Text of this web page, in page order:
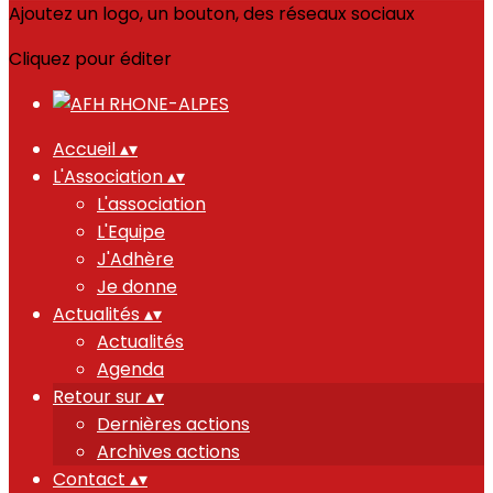
Ajoutez un logo, un bouton, des réseaux sociaux
Cliquez pour éditer
Accueil▴▾
L'Association▴▾
L'association
L'Equipe
J'Adhère
Je donne
Actualités ▴▾
Actualités
Agenda
Retour sur▴▾
Dernières actions
Archives actions
Contact ▴▾